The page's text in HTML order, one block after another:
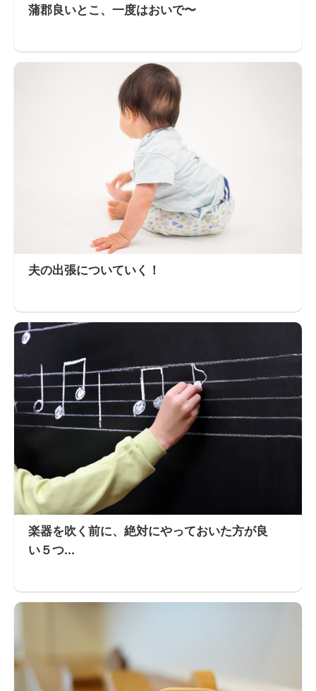
蒲郡良いとこ、一度はおいで〜
夫の出張についていく！
楽器を吹く前に、絶対にやっておいた方が良
い５つ...